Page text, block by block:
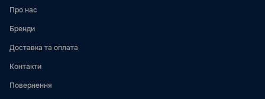
Про нас
Бренди
Доставка та оплата
Контакти
Повернення